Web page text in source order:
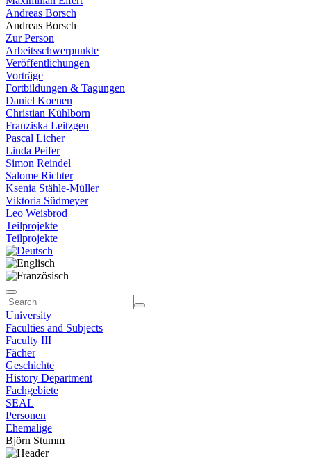
Andreas Borsch
Andreas Borsch
Zur Person
Arbeitsschwerpunkte
Veröffentlichungen
Vorträge
Fortbildungen & Tagungen
Daniel Koenen
Christian Kühlborn
Franziska Leitzgen
Pascal Licher
Linda Peifer
Simon Reindel
Salome Richter
Ksenia Stähle-Müller
Viktoria Südmeyer
Leo Weisbrod
Teilprojekte
Teilprojekte
University
Faculties and Subjects
Faculty III
Fächer
Geschichte
History Department
Fachgebiete
SEAL
Personen
Ehemalige
Björn Stumm